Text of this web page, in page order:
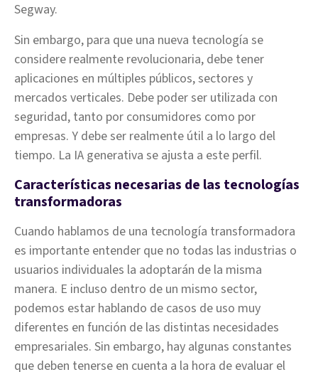
Segway.
Sin embargo, para que una nueva tecnología se
considere realmente revolucionaria, debe tener
aplicaciones en múltiples públicos, sectores y
mercados verticales. Debe poder ser utilizada con
seguridad, tanto por consumidores como por
empresas. Y debe ser realmente útil a lo largo del
tiempo. La IA generativa se ajusta a este perfil.
Características necesarias de las tecnologías
transformadoras
Cuando hablamos de una tecnología transformadora
es importante entender que no todas las industrias o
usuarios individuales la adoptarán de la misma
manera. E incluso dentro de un mismo sector,
podemos estar hablando de casos de uso muy
diferentes en función de las distintas necesidades
empresariales. Sin embargo, hay algunas constantes
que deben tenerse en cuenta a la hora de evaluar el